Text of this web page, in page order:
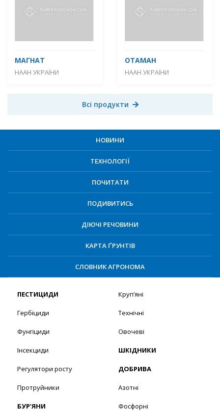
МАГНАТ
НААН УКРАЇНИ
ОТАМАН
НААН УКРАЇНИ
Всі продукти
НОВИНИ
ТЕХНОЛОГІЇ
ПОЧИТАТИ
ПОДИВИТИСЬ
ДІЮЧІ РЕЧОВИНИ
КАРТА ҐРУНТІВ
СЛОВНИК АГРОНОМА
ПЕСТИЦИДИ
Гербіциди
Фунгіциди
Інсекциди
Регулятори росту
Протруйники
БУР’ЯНИ
Круп’яні
Технічні
Овочеві
ШКІДНИКИ
ДОБРИВА
Азотні
Фосфорні